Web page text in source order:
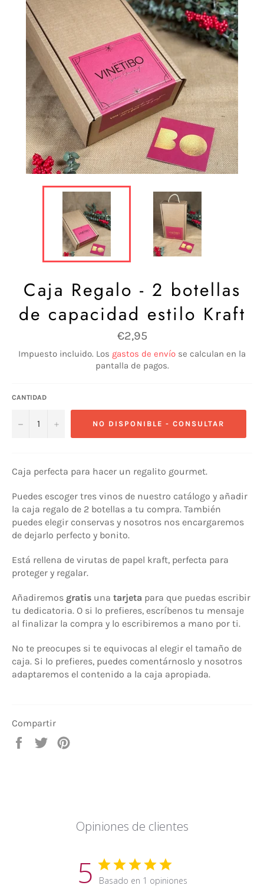
Caja Regalo - 2 botellas
de capacidad estilo Kraft
Precio
habitual
€2,95
Impuesto incluido. Los gastos de envío se calculan en la
pantalla de pagos.
CANTIDAD
− + NO DISPONIBLE - CONSULTAR
Caja perfecta para hacer un regalito gourmet.
Puedes escoger tres vinos de nuestro catálogo y añadir
la caja regalo de 2 botellas a tu compra. También
puedes elegir conservas y nosotros nos encargaremos
de dejarlo perfecto y bonito.
Está rellena de virutas de papel kraft, perfecta para
proteger y regalar.
Añadiremos gratis una tarjeta para que puedas escribir
tu dedicatoria. O si lo prefieres, escríbenos tu mensaje
al finalizar la compra y lo escribiremos a mano por ti.
No te preocupes si te equivocas al elegir el tamaño de
caja. Si lo prefieres, puedes comentárnoslo y nosotros
adaptaremos el contenido a la caja apropiada.
Compartir
Compartir
Tuitear
Opiniones de clientes
5 Basado en 1 opiniones